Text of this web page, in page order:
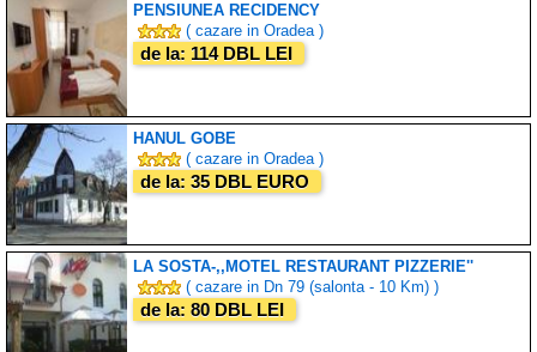
PENSIUNEA RECIDENCY
( cazare in Oradea )
de la: 114 DBL LEI
HANUL GOBE
( cazare in Oradea )
de la: 35 DBL EURO
LA SOSTA-,,MOTEL RESTAURANT PIZZERIE''
( cazare in Dn 79 (salonta - 10 Km) )
de la: 80 DBL LEI